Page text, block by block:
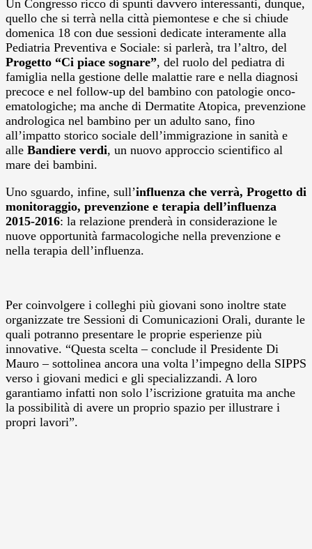
Un Congresso ricco di spunti davvero interessanti, dunque,
quello che si terrà nella città piemontese e che si chiude
domenica 18 con due sessioni dedicate interamente alla
Pediatria Preventiva e Sociale: si parlerà, tra l’altro, del
Progetto “Ci piace sognare”, del ruolo del pediatra di
famiglia nella gestione delle malattie rare e nella diagnosi
precoce e nel follow-up del bambino con patologie onco-
ematologiche; ma anche di Dermatite Atopica, prevenzione
andrologica nel bambino per un adulto sano, fino
all’impatto storico sociale dell’immigrazione in sanità e
alle Bandiere verdi, un nuovo approccio scientifico al
mare dei bambini.
Uno sguardo, infine, sull’influenza che verrà, Progetto di
monitoraggio, prevenzione e terapia dell’influenza
2015-2016: la relazione prenderà in considerazione le
nuove opportunità farmacologiche nella prevenzione e
nella terapia dell’influenza.
Per coinvolgere i colleghi più giovani sono inoltre state
organizzate tre Sessioni di Comunicazioni Orali, durante le
quali potranno presentare le proprie esperienze più
innovative. “Questa scelta – conclude il Presidente Di
Mauro – sottolinea ancora una volta l’impegno della SIPPS
verso i giovani medici e gli specializzandi. A loro
garantiamo infatti non solo l’iscrizione gratuita ma anche
la possibilità di avere un proprio spazio per illustrare i
propri lavori”.